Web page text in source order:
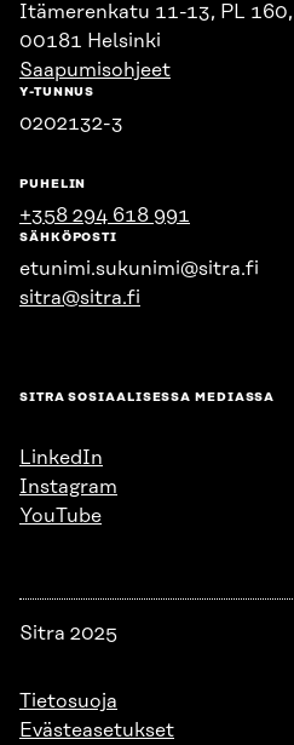
Itämerenkatu 11-13, PL 160,
00181 Helsinki
Saapumisohjeet
Y-TUNNUS
0202132-3
PUHELIN
+358 294 618 991
SÄHKÖPOSTI
etunimi.sukunimi@sitra.fi
sitra@sitra.fi
SITRA SOSIAALISESSA MEDIASSA
LinkedIn
Instagram
YouTube
Sitra 2025
Tietosuoja
Evästeasetukset